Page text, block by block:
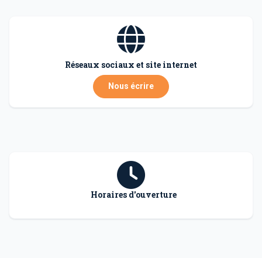
Réseaux sociaux et site internet
Nous écrire
Horaires d'ouverture